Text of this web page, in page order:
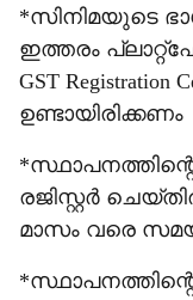
*സിനിമയുടെ
ഇത്തരം
GST Registration
ഉണ്ടായിരിക്കണം
രജിസ്റ്റര്‍
മാസം വരെ